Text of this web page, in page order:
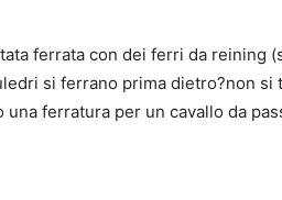
ferrata con dei ferri da reining
si ferrano prima dietro?non si
ferratura per un cavallo da